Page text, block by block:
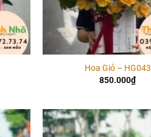
Hoa Giỏ – HG043
850.000₫